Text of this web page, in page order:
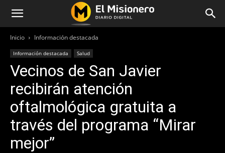
Inicio Información destacada
Información destacada Salud
Vecinos de San Javier
recibirán atención
oftalmológica gratuita a
través del programa “Mirar
mejor”